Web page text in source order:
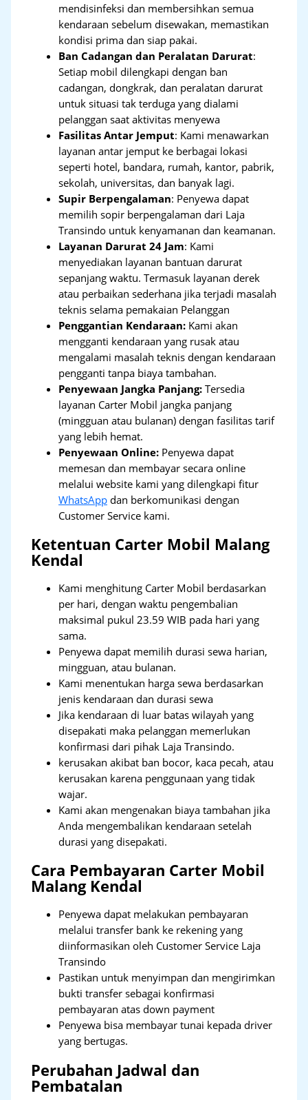
mendisinfeksi dan membersihkan semua
kendaraan sebelum disewakan, memastikan
kondisi prima dan siap pakai.
Ban Cadangan dan Peralatan Darurat:
Setiap mobil dilengkapi dengan ban
cadangan, dongkrak, dan peralatan darurat
untuk situasi tak terduga yang dialami
pelanggan saat aktivitas menyewa
Fasilitas Antar Jemput: Kami menawarkan
layanan antar jemput ke berbagai lokasi
seperti hotel, bandara, rumah, kantor, pabrik,
sekolah, universitas, dan banyak lagi.
Supir Berpengalaman: Penyewa dapat
memilih sopir berpengalaman dari Laja
Transindo untuk kenyamanan dan keamanan.
Layanan Darurat 24 Jam: Kami
menyediakan layanan bantuan darurat
sepanjang waktu. Termasuk layanan derek
atau perbaikan sederhana jika terjadi masalah
teknis selama pemakaian Pelanggan
Penggantian Kendaraan: Kami akan
mengganti kendaraan yang rusak atau
mengalami masalah teknis dengan kendaraan
pengganti tanpa biaya tambahan.
Penyewaan Jangka Panjang: Tersedia
layanan Carter Mobil jangka panjang
(mingguan atau bulanan) dengan fasilitas tarif
yang lebih hemat.
Penyewaan Online: Penyewa dapat
memesan dan membayar secara online
melalui website kami yang dilengkapi fitur
WhatsApp dan berkomunikasi dengan
Customer Service kami.
Ketentuan Carter Mobil Malang
Kendal
Kami menghitung Carter Mobil berdasarkan
per hari, dengan waktu pengembalian
maksimal pukul 23.59 WIB pada hari yang
sama.
Penyewa dapat memilih durasi sewa harian,
mingguan, atau bulanan.
Kami menentukan harga sewa berdasarkan
jenis kendaraan dan durasi sewa
Jika kendaraan di luar batas wilayah yang
disepakati maka pelanggan memerlukan
konfirmasi dari pihak Laja Transindo.
kerusakan akibat ban bocor, kaca pecah, atau
kerusakan karena penggunaan yang tidak
wajar.
Kami akan mengenakan biaya tambahan jika
Anda mengembalikan kendaraan setelah
durasi yang disepakati.
Cara Pembayaran Carter Mobil
Malang Kendal
Penyewa dapat melakukan pembayaran
melalui transfer bank ke rekening yang
diinformasikan oleh Customer Service Laja
Transindo
Pastikan untuk menyimpan dan mengirimkan
bukti transfer sebagai konfirmasi
pembayaran atas down payment
Penyewa bisa membayar tunai kepada driver
yang bertugas.
Perubahan Jadwal dan
Pembatalan